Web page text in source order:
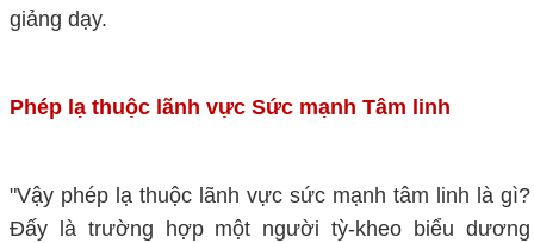
giảng dạy.
Phép lạ thuộc lãnh vực Sức mạnh Tâm linh
"Vậy phép lạ thuộc lãnh vực sức mạnh tâm linh là gì?
Đấy là trường hợp một người tỳ-kheo biểu dương